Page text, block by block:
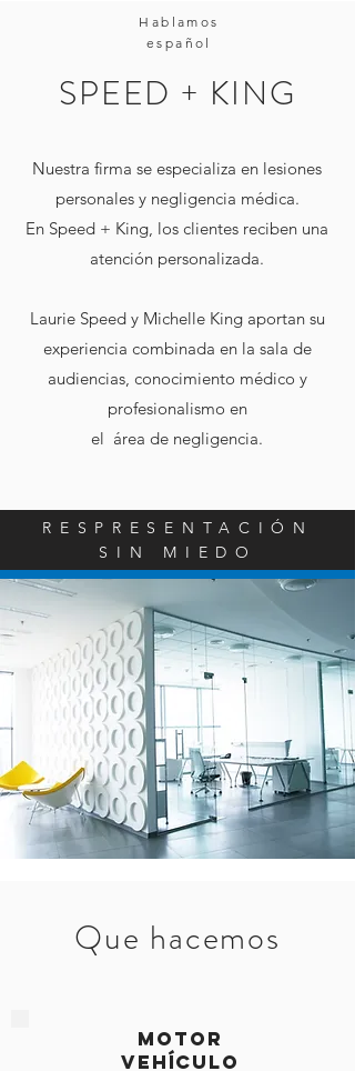
Hablamos
español
SPEED + KING
Nuestra firma se especializa en lesiones
personales y negligencia médica.
En Speed ​​+ King, los clientes reciben una
atención personalizada.
Laurie Speed ​​y Michelle King aportan su
experiencia combinada en la sala de
audiencias, conocimiento médico y
profesionalismo en
el área de negligencia.
RESPRESENTACIÓN
SIN MIEDO
Que hacemos
MOTOR
VEHÍCULO